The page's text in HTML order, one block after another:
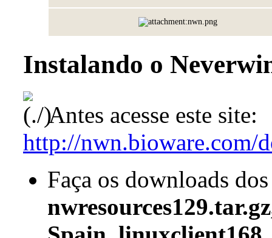
Instalando o
Antes acesse este site:
http://nwn.bioware.com/
Faça os downloads